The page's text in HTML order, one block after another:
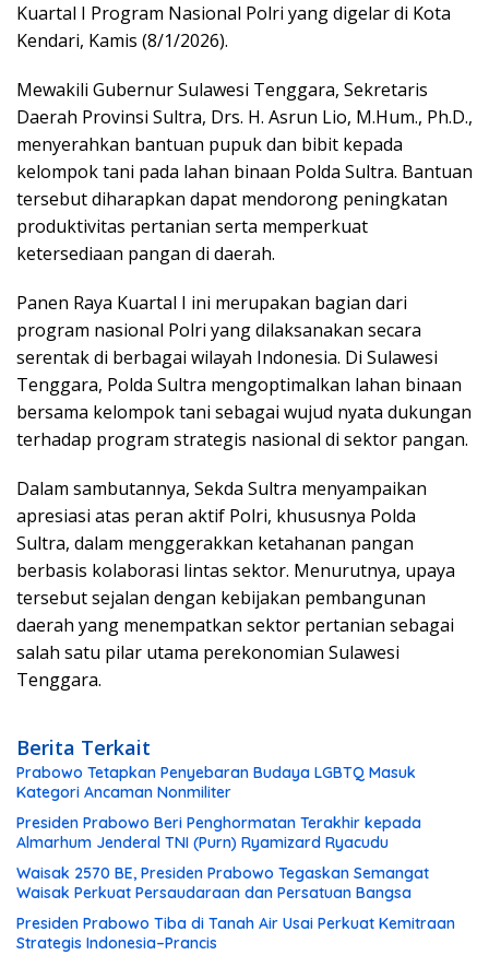
Kuartal I Program Nasional Polri yang digelar di Kota
Kendari, Kamis (8/1/2026).
Mewakili Gubernur Sulawesi Tenggara, Sekretaris
Daerah Provinsi Sultra, Drs. H. Asrun Lio, M.Hum., Ph.D.,
menyerahkan bantuan pupuk dan bibit kepada
kelompok tani pada lahan binaan Polda Sultra. Bantuan
tersebut diharapkan dapat mendorong peningkatan
produktivitas pertanian serta memperkuat
ketersediaan pangan di daerah.
Panen Raya Kuartal I ini merupakan bagian dari
program nasional Polri yang dilaksanakan secara
serentak di berbagai wilayah Indonesia. Di Sulawesi
Tenggara, Polda Sultra mengoptimalkan lahan binaan
bersama kelompok tani sebagai wujud nyata dukungan
terhadap program strategis nasional di sektor pangan.
Dalam sambutannya, Sekda Sultra menyampaikan
apresiasi atas peran aktif Polri, khususnya Polda
Sultra, dalam menggerakkan ketahanan pangan
berbasis kolaborasi lintas sektor. Menurutnya, upaya
tersebut sejalan dengan kebijakan pembangunan
daerah yang menempatkan sektor pertanian sebagai
salah satu pilar utama perekonomian Sulawesi
Tenggara.
Berita Terkait
Prabowo Tetapkan Penyebaran Budaya LGBTQ Masuk
Kategori Ancaman Nonmiliter
Presiden Prabowo Beri Penghormatan Terakhir kepada
Almarhum Jenderal TNI (Purn) Ryamizard Ryacudu
Waisak 2570 BE, Presiden Prabowo Tegaskan Semangat
Waisak Perkuat Persaudaraan dan Persatuan Bangsa
Presiden Prabowo Tiba di Tanah Air Usai Perkuat Kemitraan
Strategis Indonesia–Prancis